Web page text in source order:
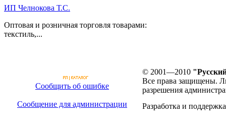
ИП Челнокова Т.С.
Оптовая и розничная торговля товарами:
текстиль,...
Сообщить об ошибке
Сообщение для администрации
© 2001—2010
Все права защищены.
разрешения
Разработка и